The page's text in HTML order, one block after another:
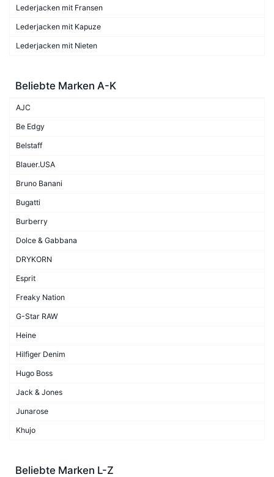
Lederjacken mit Fransen
Lederjacken mit Kapuze
Lederjacken mit Nieten
Beliebte Marken A-K
AJC
Be Edgy
Belstaff
Blauer.USA
Bruno Banani
Bugatti
Burberry
Dolce & Gabbana
DRYKORN
Esprit
Freaky Nation
G-Star RAW
Heine
Hilfiger Denim
Hugo Boss
Jack & Jones
Junarose
Khujo
Beliebte Marken L-Z